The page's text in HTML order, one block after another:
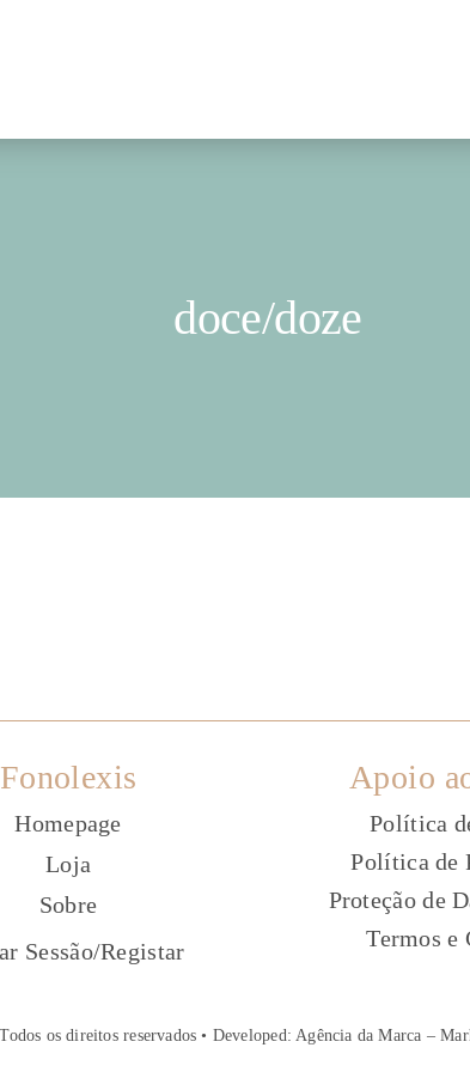
doce/doze
Fonolexis
Homepage
Loja
Sobre
Sessão/Registar
Apoio
Política
Política de
Proteção de
Termos e
os direitos reservados • Developed:Agência da Marca –